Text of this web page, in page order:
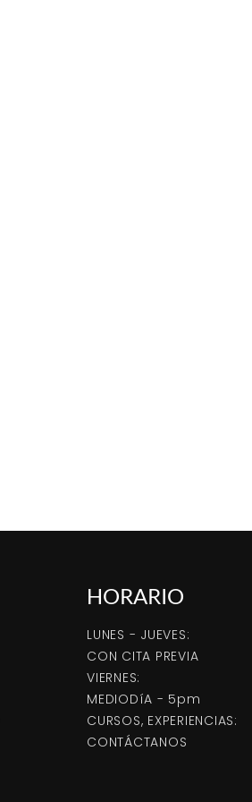
HORARIO
LUNES - JUEVES:
CON CITA PREVIA
VIERNES:
MEDIODíA - 5pm
CURSOS, EXPERIENCIAS:
CONTÁCTANOS